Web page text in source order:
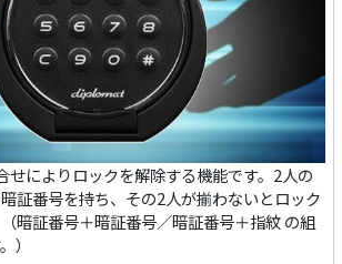
せによりロックを解除する機能です。2人の
証番号を持ち、その2人が揃わないとロック
暗証番号＋暗証番号／暗証番号＋指紋 の組
）